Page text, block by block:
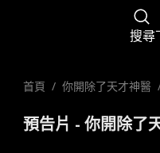
搜尋
首頁 / 你開除了天才神醫
預告片 - 你開除了